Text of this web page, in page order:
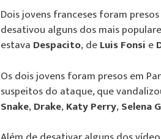
Dois jovens franceses foram
desativou alguns dos mais
estava Despacito, deLuis Fonsi e
Os dois jovens foram presos em
suspeitos do ataque, que
Snake, Drake, Katy Perry, Selena